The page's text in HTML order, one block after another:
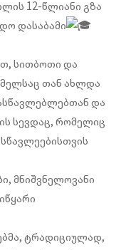
12-წლიანი გზა
დასაბამი
სითბოთი და
თან ახლდა
და
სევდაც, რომელიც
მნიშვნელოვანი
ტრადიციულად,